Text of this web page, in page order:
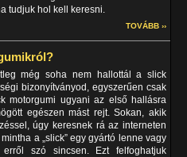
tudjuk hol kell keresni.
TOVÁBB ››
még soha nem hallottál a slick
bizonyítványod, egyszerűen csak
motorgumi ugyani az első hallásra
egészen mást rejt. Sokan, akik
úgy keresnek rá az interneten
a „slick” egy gyártó lenne vagy
szó sincsen. Ezt felfoghatjuk